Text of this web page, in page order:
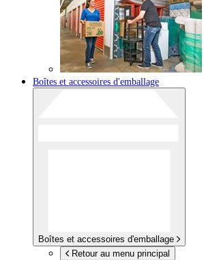
Boîtes et accessoires d'emballage
Boîtes et accessoires d'emballage
Retour au menu principal